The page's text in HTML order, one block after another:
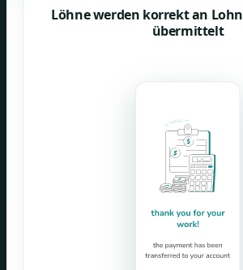
Löhne werden korrekt an
übermittelt